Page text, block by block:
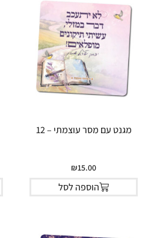
מגנט עם מסר עוצמתי – 12
₪15.00
הוספה לסל